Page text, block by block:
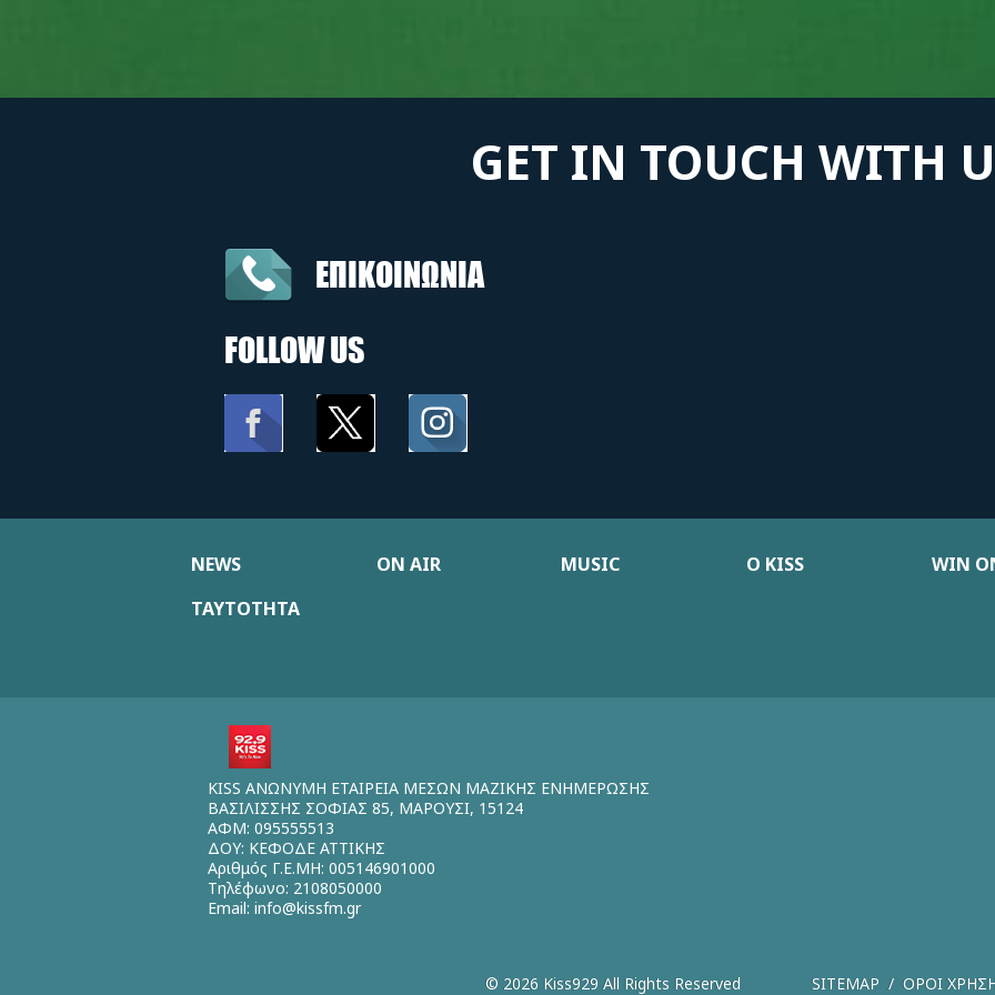
GET IN TOUCH WITH
ΕΠΙΚΟΙΝΩΝΙΑ
FOLLOW US
NEWS ON AIR MUSIC Ο KISS
WIN
ΤΑΥΤΟΤΗΤΑ
KISS ΑΝΩΝΥΜΗ ΕΤΑΙΡΕΙΑ ΜΕΣΩΝ ΜΑΖΙΚΗΣ ΕΝΗΜΕΡΩΣΗΣ
ΒΑΣΙΛΙΣΣΗΣ ΣΟΦΙΑΣ 85, ΜΑΡΟΥΣΙ, 15124
ΑΦΜ: 095555513
ΔΟΥ: ΚΕΦΟΔΕ ΑΤΤΙΚΗΣ
Αριθμός Γ.Ε.ΜΗ: 005146901000
Τηλέφωνο: 2108050000
Email: info@kissfm.gr
© 2026 Kiss929 All Rights Reserved SITEMAP ΟΡΟΙ